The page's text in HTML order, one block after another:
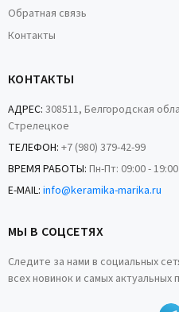
Обратная связь
Контакты
КОНТАКТЫ
АДРЕС: 308511, Белгородская
Стрелецкое
ТЕЛЕФОН: +7 (980) 379-42-99
ВРЕМЯ РАБОТЫ: Пн-Пт: 09:00 -
E-MAIL: info@keramika-marika.ru
МЫ В СОЦСЕТЯХ
Следите за нами в социальных
всех новинок и самых актуальных